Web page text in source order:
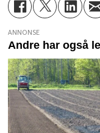
ANNONSE